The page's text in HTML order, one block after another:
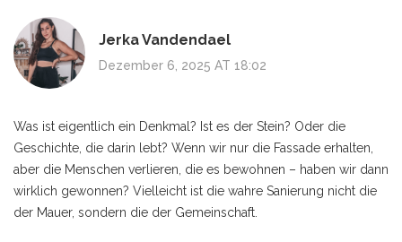
Jerka Vandendael
Dezember 6, 2025 AT 18:02
Was ist eigentlich ein Denkmal? Ist es der Stein? Oder die
Geschichte, die darin lebt? Wenn wir nur die Fassade erhalten,
aber die Menschen verlieren, die es bewohnen – haben wir dann
wirklich gewonnen? Vielleicht ist die wahre Sanierung nicht die
der Mauer, sondern die der Gemeinschaft.